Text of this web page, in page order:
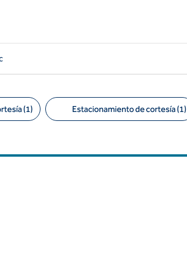
(1) Estacionamiento de cortesía (1)